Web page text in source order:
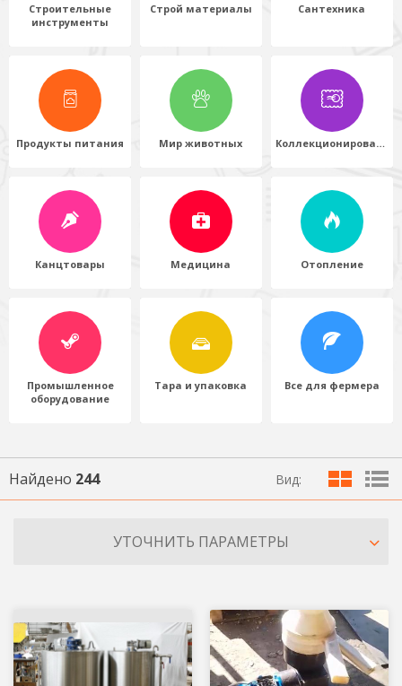
Строительные
инструменты
Строй материалы Сантехника
Продукты питания Мир животных Коллекционирование
Канцтовары Медицина Отопление
Промышленное
оборудование
Тара и упаковка Все для фермера
Найдено 244 Вид:
УТОЧНИТЬ ПАРАМЕТРЫ